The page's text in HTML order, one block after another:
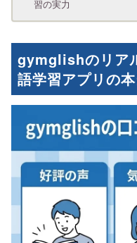
習の実力
gymglishのリア
語学習アプリの